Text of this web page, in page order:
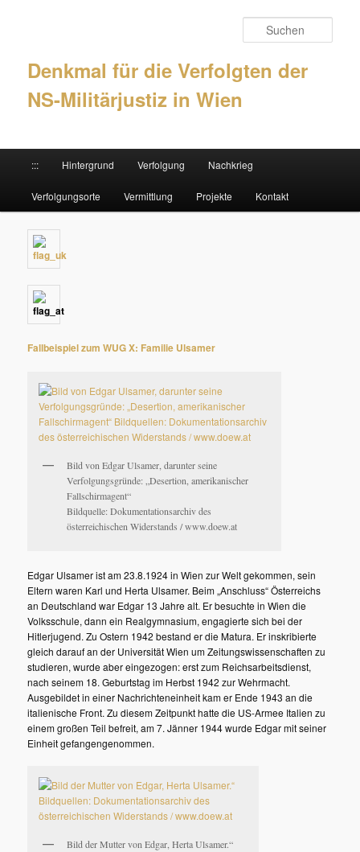
Denkmal für die Verfolgten der
NS-Militärjustiz in Wien
Zum Inhalt wechseln
Zum sekundären Inhalt wechseln
::: Hintergrund Verfolgung Nachkrieg
Verfolgungsorte Vermittlung Projekte Kontakt
Fallbeispiel zum WUG X: Familie Ulsamer
Bild von Edgar Ulsamer, darunter seine
Verfolgungsgründe: „Desertion, amerikanischer
Fallschirmagent“
Bildquelle: Dokumentationsarchiv des
österreichischen Widerstands / www.doew.at
Edgar Ulsamer ist am 23.8.1924 in Wien zur Welt gekommen, sein
Eltern waren Karl und Herta Ulsamer. Beim „Anschluss“ Österreichs
an Deutschland war Edgar 13 Jahre alt. Er besuchte in Wien die
Volksschule, dann ein Realgymnasium, engagierte sich bei der
Hitlerjugend. Zu Ostern 1942 bestand er die Matura. Er inskribierte
gleich darauf an der Universität Wien um Zeitungswissenschaften zu
studieren, wurde aber eingezogen: erst zum Reichsarbeitsdienst,
nach seinem 18. Geburtstag im Herbst 1942 zur Wehrmacht.
Ausgebildet in einer Nachrichteneinheit kam er Ende 1943 an die
italienische Front. Zu diesem Zeitpunkt hatte die US-Armee Italien zu
einem großen Teil befreit, am 7. Jänner 1944 wurde Edgar mit seiner
Einheit gefangengenommen.
Bild der Mutter von Edgar, Herta Ulsamer.“